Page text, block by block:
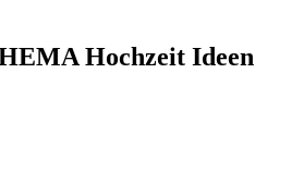
Hochzeit Ideen